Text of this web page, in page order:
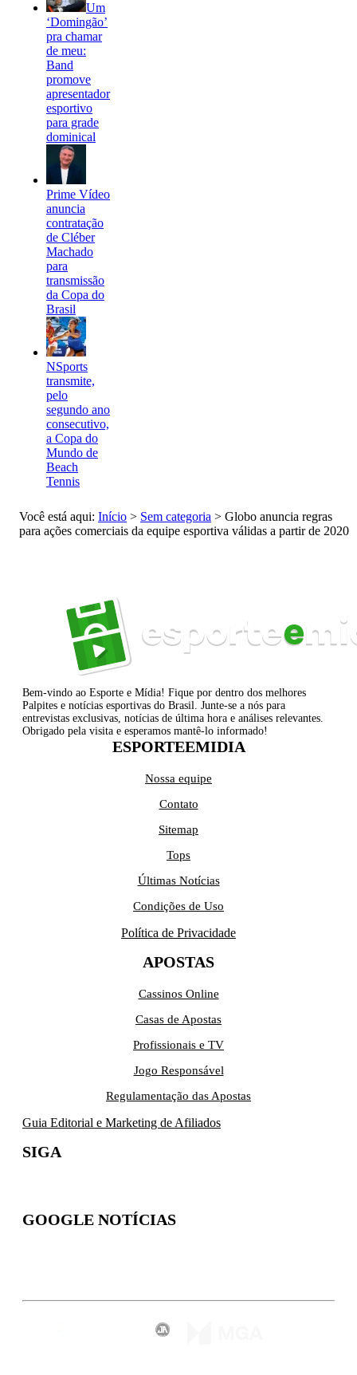
Um
‘Domingão’
pra chamar
de meu:
Band
promove
apresentador
esportivo
para grade
dominical
Prime Vídeo
anuncia
contratação
de Cléber
Machado
para
transmissão
da Copa do
Brasil
NSports
transmite,
pelo
segundo ano
consecutivo,
a Copa do
Mundo de
Beach
Tennis
Você está aqui: Início > Sem categoria > Globo anuncia regras
para ações comerciais da equipe esportiva válidas a partir de 2020
Bem-vindo ao Esporte e Mídia! Fique por dentro dos melhores
Palpites e notícias esportivas do Brasil. Junte-se a nós para
entrevistas exclusivas, notícias de última hora e análises relevantes.
Obrigado pela visita e esperamos mantê-lo informado!
ESPORTEEMIDIA
Nossa equipe
Contato
Sitemap
Tops
Últimas Notícias
Condições de Uso
Política de Privacidade
APOSTAS
Cassinos Online
Casas de Apostas
Profissionais e TV
Jogo Responsável
Regulamentação das Apostas
Guia Editorial e Marketing de Afiliados
SIGA
GOOGLE NOTÍCIAS